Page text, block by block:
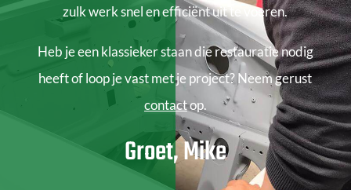
zulk werk snel en efficiënt uit te voeren.
Heb je een klassieker staan die restauratie nodig
heeft of loop je vast met je project? Neem gerust
contactop.
Groet, Mike